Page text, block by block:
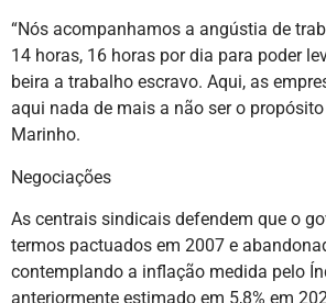
“Nós acompanhamos a angústia de
14 horas, 16 horas por dia para poder
beira a trabalho escravo. Aqui, as
aqui nada de mais a não ser o
Marinho.
Negociações
As centrais sindicais defendem que o
termos pactuados em 2007 e
contemplando a inflação medida pelo
anteriormente estimado em 5,8% em